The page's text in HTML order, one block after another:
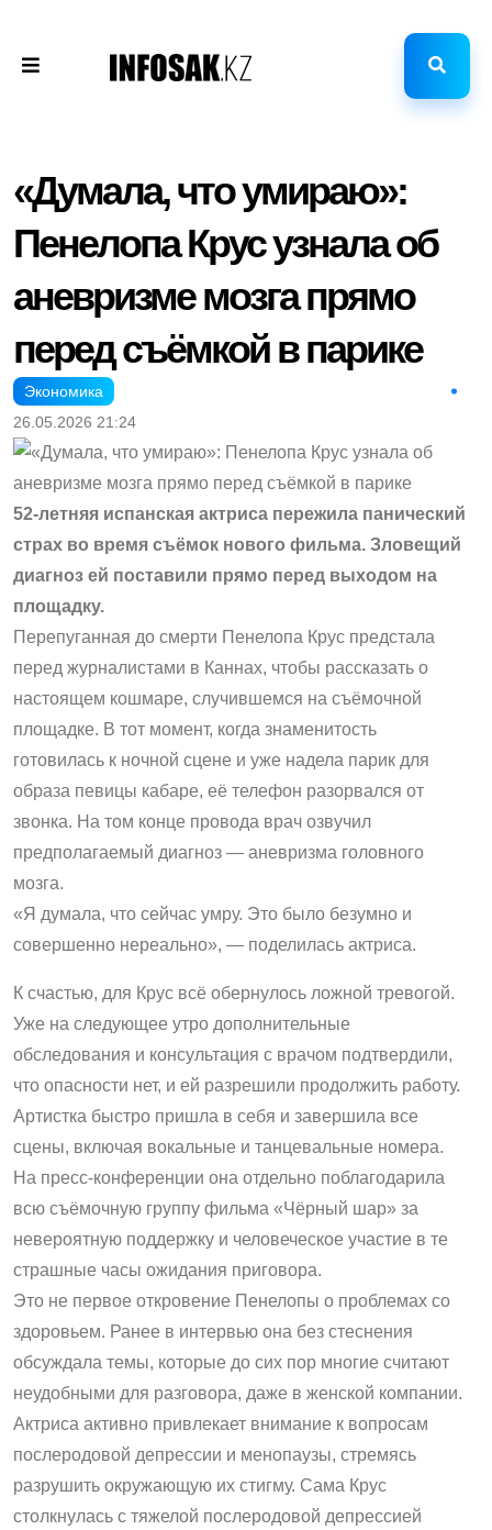
«Думала, что умираю»:
Пенелопа Крус узнала об
аневризме мозга прямо
перед съёмкой в парике
Экономика
26.05.2026 21:24
52-летняя испанская актриса пережила панический
страх во время съёмок нового фильма. Зловещий
диагноз ей поставили прямо перед выходом на
площадку.
Перепуганная до смерти Пенелопа Крус предстала
перед журналистами в Каннах, чтобы рассказать о
настоящем кошмаре, случившемся на съёмочной
площадке. В тот момент, когда знаменитость
готовилась к ночной сцене и уже надела парик для
образа певицы кабаре, её телефон разорвался от
звонка. На том конце провода врач озвучил
предполагаемый диагноз — аневризма головного
мозга.
«Я думала, что сейчас умру. Это было безумно и
совершенно нереально», — поделилась актриса.
К счастью, для Крус всё обернулось ложной тревогой.
Уже на следующее утро дополнительные
обследования и консультация с врачом подтвердили,
что опасности нет, и ей разрешили продолжить работу.
Артистка быстро пришла в себя и завершила все
сцены, включая вокальные и танцевальные номера.
На пресс-конференции она отдельно поблагодарила
всю съёмочную группу фильма «Чёрный шар» за
невероятную поддержку и человеческое участие в те
страшные часы ожидания приговора.
Это не первое откровение Пенелопы о проблемах со
здоровьем. Ранее в интервью она без стеснения
обсуждала темы, которые до сих пор многие считают
неудобными для разговора, даже в женской компании.
Актриса активно привлекает внимание к вопросам
послеродовой депрессии и менопаузы, стремясь
разрушить окружающую их стигму. Сама Крус
столкнулась с тяжелой послеродовой депрессией